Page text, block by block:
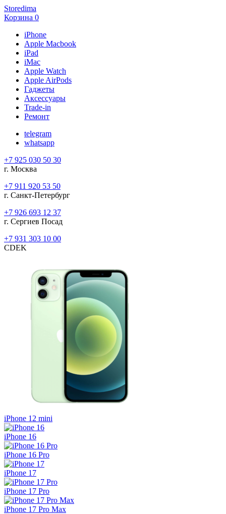
Storedima
Корзина 0
iPhone
Apple Macbook
iPad
iMac
Apple Watch
Apple AirPods
Гаджеты
Аксессуары
Trade-in
Ремонт
telegram
whatsapp
+7 925 030 50 30
г. Москва
+7 911 920 53 50
г. Санкт-Петербург
+7 926 693 12 37
г. Сергиев Посад
+7 931 303 10 00
CDEK
iPhone 12 mini
iPhone 16
iPhone 16 Pro
iPhone 17
iPhone 17 Pro
iPhone 17 Pro Max